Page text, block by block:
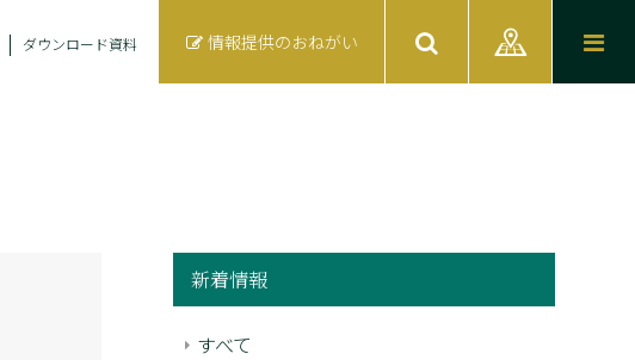
ダウンロード資料 情報提供のおねがい
新着情報
すべて